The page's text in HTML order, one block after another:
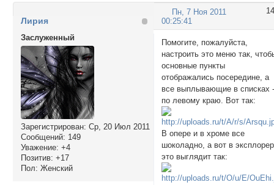
14
Пн, 7 Ноя 2011
00:25:41
Лирия
Заслуженный
Зарегистрирован: Ср, 20 Июл 2011
Сообщений: 149
Уважение: +4
Позитив: +17
Пол: Женский
Помогите, пожалуйста,
настроить это меню так,
основные пункты
отображались посередине, а
все выплывающие в списках
по левому краю. Вот так:
В опере и в хроме все
шоколадно, а вот в
это выглядит так: